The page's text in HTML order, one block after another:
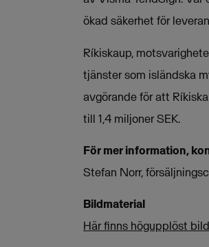
ökad säkerhet för
Ríkiskaup,
tjänster som isländska
avgörande för att
till 1,4 miljoner SEK.
För mer information,
Stefan Norr,
Bildmaterial
Här finns högupplöst